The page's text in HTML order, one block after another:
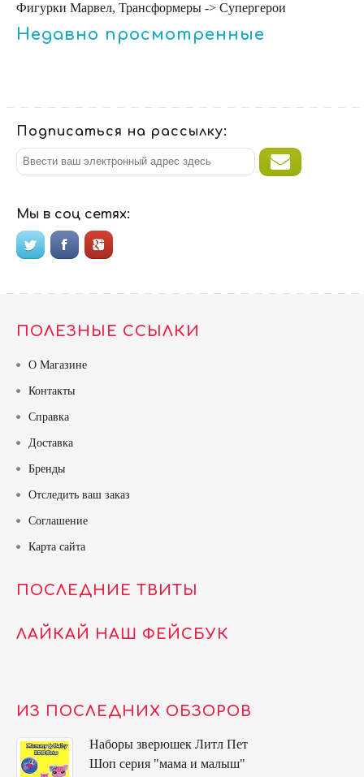
Фигурки Марвел, Трансформеры -> Супергерои
Недавно просмотренные
Подписаться на рассылку:
Мы в соц сетях:
ПОЛЕЗНЫЕ ССЫЛКИ
О Магазине
Контакты
Справка
Доставка
Бренды
Отследить ваш заказ
Соглашение
Карта сайта
ПОСЛЕДНИЕ ТВИТЫ
ЛАЙКАЙ НАШ ФЕЙСБУК
ИЗ ПОСЛЕДНИХ ОБЗОРОВ
Наборы зверюшек Литл Пет
Шоп серия "мама и малыш"